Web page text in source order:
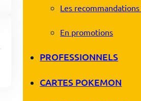
Les recommandations
En promotions
PROFESSIONNELS
CARTES POKEMON